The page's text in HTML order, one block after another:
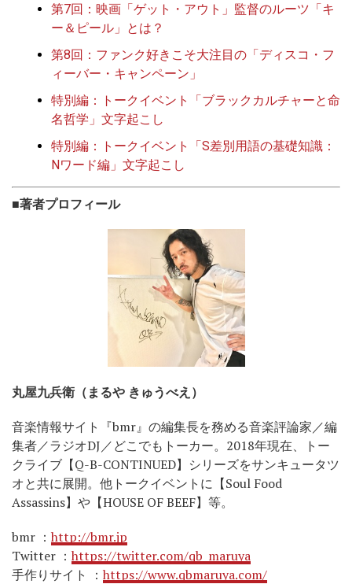
第7回：映画「ゲット・アウト」監督のルーツ「キ
ー＆ピール」とは？
第8回：ファンク好きこそ大注目の「ディスコ・フ
ィーバー・キャンペーン」
特別編：トークイベント「ブラックカルチャーと命
名哲学」文字起こし
特別編：トークイベント「S差別用語の基礎知識：
Nワード編」文字起こし
■著者プロフィール
丸屋九兵衛（まるや きゅうべえ）
音楽情報サイト『bmr』の編集長を務める音楽評論家／編
集者／ラジオDJ／どこでもトーカー。2018年現在、トー
クライブ【Q-B-CONTINUED】シリーズをサンキュータツ
オと共に展開。他トークイベントに【Soul Food
Assassins】や【HOUSE OF BEEF】等。
bmr ： http://bmr.jp
Twitter ： https://twitter.com/qb_maruya
手作りサイト ： https://www.qbmaruya.com/